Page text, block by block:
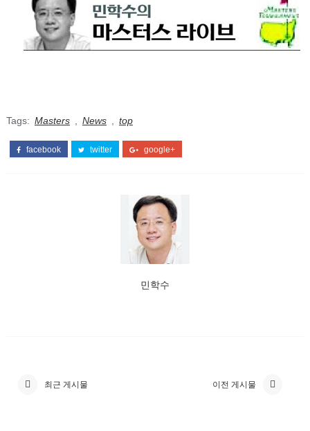
Tags: Masters News top
facebook twitter google+
민학수
최근 게시물 이전 게시물